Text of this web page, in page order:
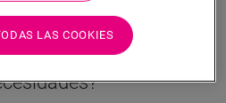
si este suelo se adapta
LAS COOKIES